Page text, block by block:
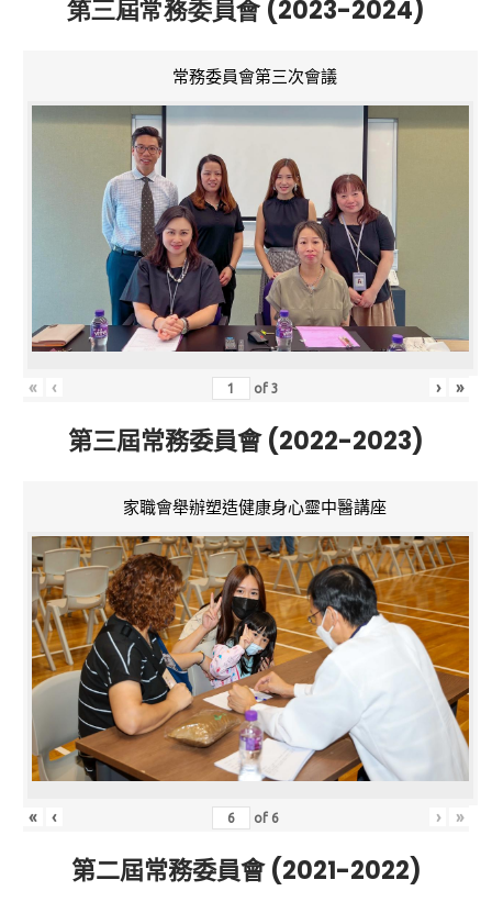
第三屆常務委員會 (2023-2024)
常務委員會第三次會議
« ‹ of3 › »
第三屆常務委員會 (2022-2023)
家職會舉辦塑造健康身心靈中醫講座
« ‹ of 6 › »
第二屆常務委員會 (2021-2022)